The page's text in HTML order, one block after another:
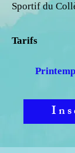
Sportif du
Tarifs
P